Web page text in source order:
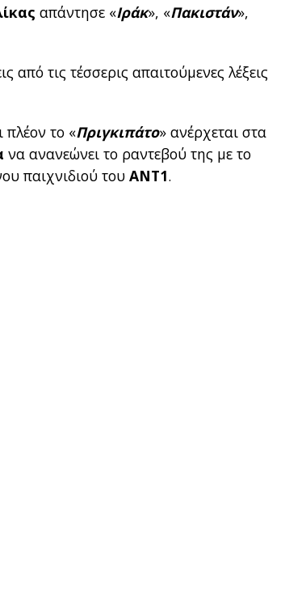
απάντησε «Ιράκ», «Πακιστάν»,
από τις τέσσερις απαιτούμενες λέξεις
πλέον το «Πριγκιπάτο» ανέρχεται στα
να ανανεώνει το ραντεβού της με το
παιχνιδιού τουΑΝΤ1.